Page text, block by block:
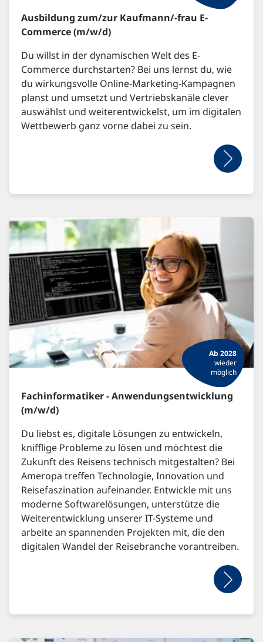
Ausbildung zum/zur Kaufmann/-frau E-
Commerce (m/w/d)
Du willst in der dynamischen Welt des E-
Commerce durchstarten? Bei uns lernst du, wie
du wirkungsvolle Online-Marketing-Kampagnen
planst und umsetzt und Vertriebskanäle clever
auswählst und weiterentwickelst, um im digitalen
Wettbewerb ganz vorne dabei zu sein.
Ab 2028
wieder
möglich
Fachinformatiker - Anwendungsentwicklung
(m/w/d)
Du liebst es, digitale Lösungen zu entwickeln,
knifflige Probleme zu lösen und möchtest die
Zukunft des Reisens technisch mitgestalten? Bei
Ameropa treffen Technologie, Innovation und
Reisefaszination aufeinander. Entwickle mit uns
moderne Softwarelösungen, unterstütze die
Weiterentwicklung unserer IT-Systeme und
arbeite an spannenden Projekten mit, die den
digitalen Wandel der Reisebranche vorantreiben.